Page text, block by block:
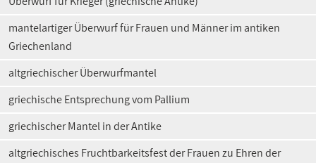
mantelartiger Überwurf für Frauen und Männer im antiken
Griechenland
altgriechischer Überwurfmantel
griechische Entsprechung vom Pallium
griechischer Mantel in der Antike
altgriechisches Fruchtbarkeitsfest der Frauen zu Ehren der